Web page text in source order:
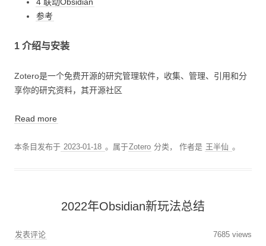
4 联动Obsidian
参考
1 介绍与安装
Zotero是一个免费开源的研究管理软件，收集、管理、引用和分
享你的研究资料，其开源社区
Read more
本条目发布于 2023-01-18 。属于Zotero 分类，作者是 王半仙 。
2022年Obsidian新玩法总结
发表评论 7685 views